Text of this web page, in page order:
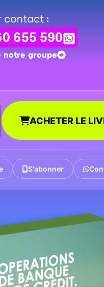
contact :
655 590
notre groupe
ACHETER LE
S'abonner